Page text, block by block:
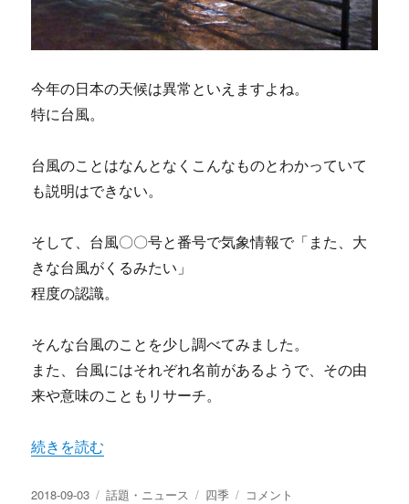
今年の日本の天候は異常といえますよね。
特に台風。
台風のことはなんとなくこんなものとわかっていて
も説明はできない。
そして、台風〇〇号と番号で気象情報で「また、大
きな台風がくるみたい」
程度の認識。
そんな台風のことを少し調べてみました。
また、台風にはそれぞれ名前があるようで、その由
来や意味のこともリサーチ。
“台風とは？台風の名前の由来とは？日本語の名前の割り
続きを読む
投
2018-09-03
カ
話題・ニュース
タ
四季
台
コメント